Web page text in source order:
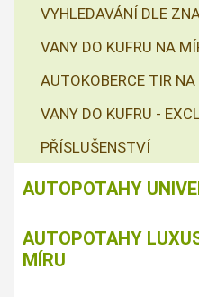
VYHLEDAVÁNÍ DLE
VANY DO KUFRU NA
AUTOKOBERCE TIR NA
VANY DO KUFRU -
PŘÍSLUŠENSTVÍ
AUTOPOTAHY
AUTOPOTAHY
MÍRU